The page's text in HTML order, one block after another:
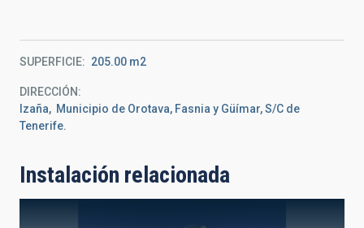
navegación
SUPERFICIE 205.00 m2
DIRECCIÓN
Izaña, Municipio de Orotava, Fasnia y Güímar, S/C de
Tenerife.
Instalación relacionada